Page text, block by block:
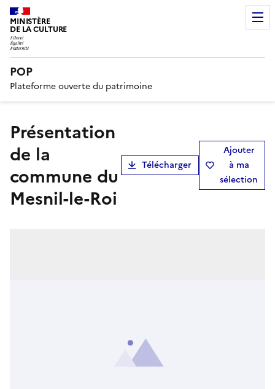
MINISTÈRE
DE LA CULTURE
POP
Plateforme ouverte du patrimoine
présentation
de la
commune du
Mesnil-le-Roi
Télécharger
Ajouter
à ma
sélection